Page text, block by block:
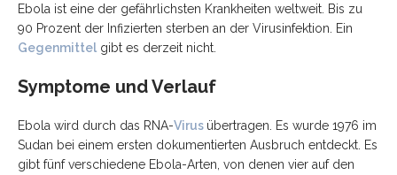
Ebola ist eine der gefährlichsten Krankheiten weltweit. Bis zu
90 Prozent der Infizierten sterben an der Virusinfektion. Ein
Gegenmittel gibt es derzeit nicht.
Symptome und Verlauf
Ebola wird durch das RNA-Virus übertragen. Es wurde 1976 im
Sudan bei einem ersten dokumentierten Ausbruch entdeckt. Es
gibt fünf verschiedene Ebola-Arten, von denen vier auf den